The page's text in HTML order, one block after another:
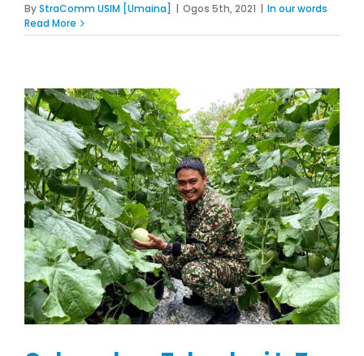
ByStraComm USIM [Umaina] | Ogos 5th, 2021 | In our words
Read More